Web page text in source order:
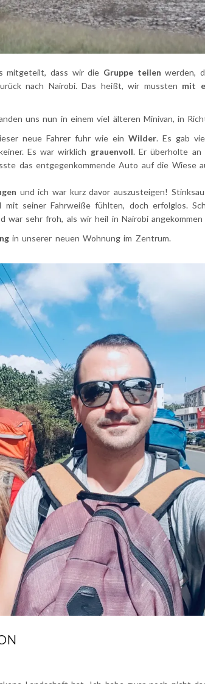
mitgeteilt, dass wir die Gruppe teilen werden,
nach Nairobi. Das heißt, wir mussten mit
uns nun in einem viel älteren Minivan, in
neue Fahrer fuhr wie ein Wilder. Es gab
Es war wirklich grauenvoll. Er überholte an
das entgegenkommende Auto auf die Wiese
und ich war kurz davor auszusteigen!
seiner Fahrweiße fühlten, doch erfolglos.
war sehr froh, als wir heil in Nairobi angekommen
in unserer neuen Wohnung im Zentrum.